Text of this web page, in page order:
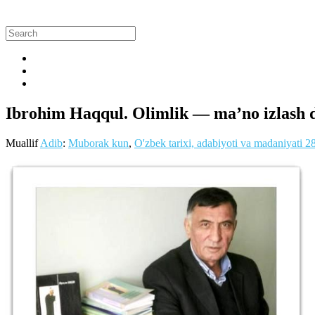
Ibrohim Haqqul. Olimlik — ma’no izlash
MuallifAdib: Muborak kun, O'zbek tarixi, adabiyoti va madaniyati